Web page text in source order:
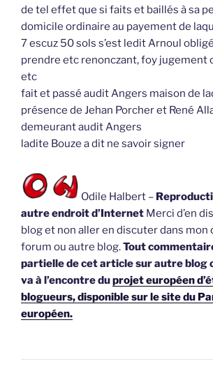
de tel effet que si faits et baillés à sa
domicile ordinaire au payement de
7 escuz 50 sols s’est ledit Arnoul
prendre etc renonczant, foy jugement
etc
fait et passé audit Angers maison de
présence de Jehan Porcher et René
demeurant audit Angers
ladite Bouze a dit ne savoir signer
Odile Halbert –
autre endroit d’Internet Merci d’en
blog et non aller en discuter dans mon
forum ou autre blog.Tout
partielle de cet article sur autre blog
va à l’encontre duprojet européen
blogueurs, disponible sur le site du
européen.